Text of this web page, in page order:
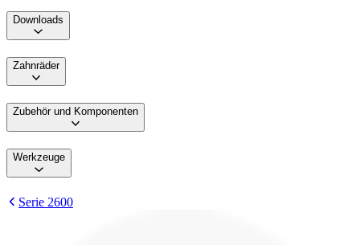
Downloads
Zahnräder
Zubehör und Komponenten
Werkzeuge
Serie 2600